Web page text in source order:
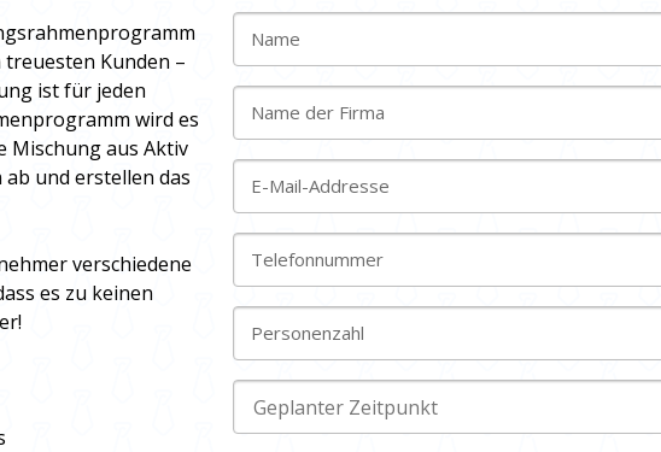
Kunden –
ist für jeden
wird es
Mischung aus Aktiv
und erstellen das
verschiedene
es zu keinen
Name
Name der Firma
E-Mail-Addresse
Telefonnummer
Personenzahl